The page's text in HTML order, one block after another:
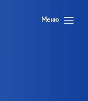
Меню